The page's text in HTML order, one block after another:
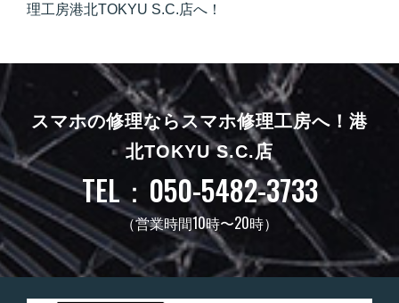
理工房港北TOKYU S.C.店へ！
スマホの修理ならスマホ修理工房へ！ 港
北TOKYU S.C.店
TEL：050-5482-3733
（営業時間10時〜20時）